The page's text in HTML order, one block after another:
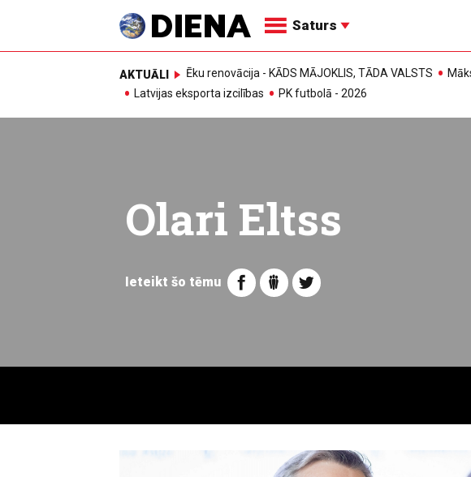
Saturs
AKTUĀLI Ēku renovācija - KĀDS MĀJOKLIS, TĀDA VALSTS
Latvijas eksporta izcilības
PK futbolā - 2026
Olari Eltss
Ieteikt šo tēmu